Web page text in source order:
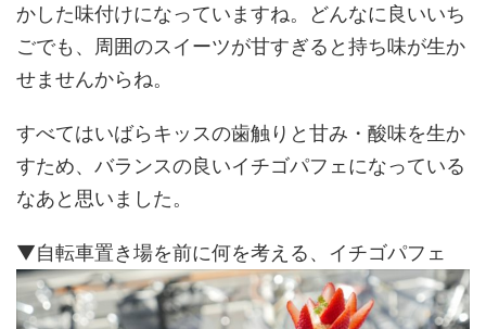
かした味付けになっていますね。どんなに良いいち
ごでも、周囲のスイーツが甘すぎると持ち味が生か
せませんからね。
すべてはいばらキッスの歯触りと甘み・酸味を生か
すため、バランスの良いイチゴパフェになっている
なあと思いました。
▼自転車置き場を前に何を考える、イチゴパフェ